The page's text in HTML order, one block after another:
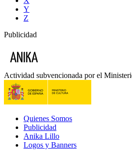
Y
Z
Publicidad
Actividad subvencionada por el
Quienes Somos
Publicidad
Anika Lillo
Logos y Banners